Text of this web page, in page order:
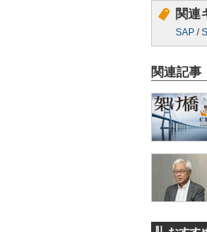
関連
SAP /
関連記事